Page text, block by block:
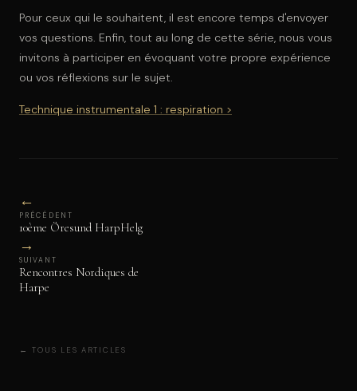
Pour ceux qui le souhaitent, il est encore temps d'envoyer
vos questions. Enfin, tout au long de cette série, nous vous
invitons à participer en évoquant votre propre expérience
ou vos réflexions sur le sujet.
Technique instrumentale 1 : respiration >
←
PRÉCÉDENT
10ème Öresund HarpHelg
→
SUIVANT
Rencontres Nordiques de
Harpe
← TOUS LES ARTICLES